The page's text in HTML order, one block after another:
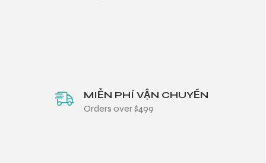
MIỄN PHÍ VẬN CHUYỂN
Orders over $499